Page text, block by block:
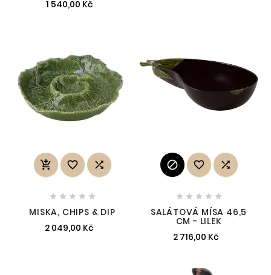
1 540,00 Kč
  
    
MISKA, CHIPS & DIP
2 049,00 Kč
  
    
SALÁTOVÁ MÍSA 46,5
CM - LILEK
2 716,00 Kč